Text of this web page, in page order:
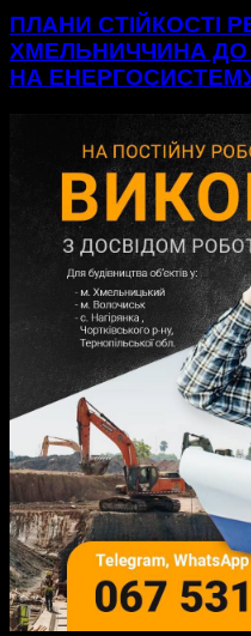
ПЛАНИ СТІЙКОСТІ
ХМЕЛЬНИЧЧИНА ДО
НА